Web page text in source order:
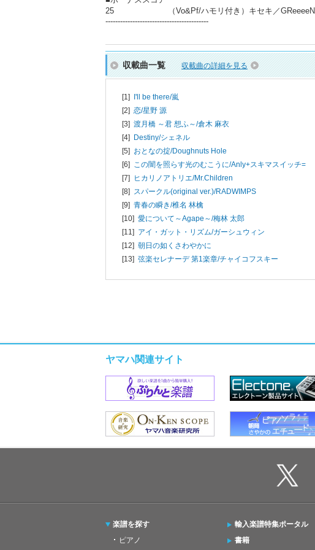
25 （Vo&Pf/ハモリ付き）キセキ／GReeeeN
------------------------------------------
収載曲一覧 収載曲の詳細を見る
[1] I'll be there/嵐
[2] 恋/星野 源
[3] 渡月橋 ～君 想ふ～/倉木 麻衣
[4] Destiny/シェネル
[5] おとなの掟/Doughnuts Hole
[6] この闇を照らす光のむこうに/Anly+スキマスイッチ=
[7] ヒカリノアトリエ/Mr.Children
[8] スパークル(original ver.)/RADWIMPS
[9] 青春の瞬き/椎名 林檎
[10] 愛について～Agape～/梅林 太郎
[11] アイ・ガット・リズム/ガーシュウィン
[12] 朝日の如くさわやかに
[13] 弦楽セレナーデ 第1楽章/チャイコフスキー
ヤマハ関連サイト
楽譜を探す
ピアノ
輸入楽譜特集ポータル
書籍